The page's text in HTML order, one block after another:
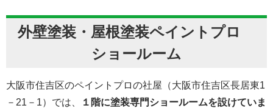
外壁塗装・屋根塗装ペイントプロ
ショールーム
大阪市住吉区のペイントプロの社屋（大阪市住吉区長居東1
－21－1）では、
１階に塗装専門ショールームを設けていま